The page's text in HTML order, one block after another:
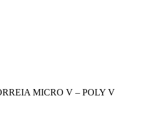
MICRO V – POLY V